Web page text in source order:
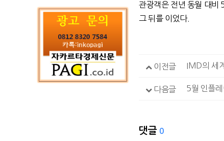
관광객은 전년 동월 대
그 뒤를 이었다.
이전글 IMD의 세
다음글 5월 인플
댓글 0